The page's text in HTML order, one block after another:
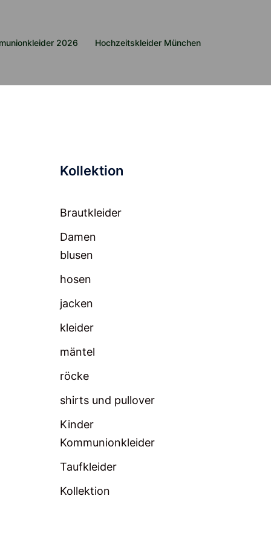
2026 Hochzeitskleider München
Kollektion
Brautkleider
Damen
blusen
hosen
jacken
kleider
mäntel
röcke
shirts und pullover
Kinder
Kommunionkleider
Taufkleider
Kollektion